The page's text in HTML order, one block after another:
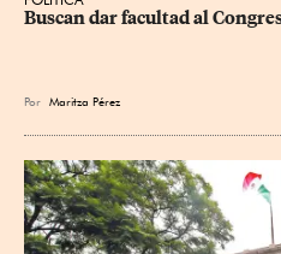
Buscan dar facultad al
Por Maritza Pérez